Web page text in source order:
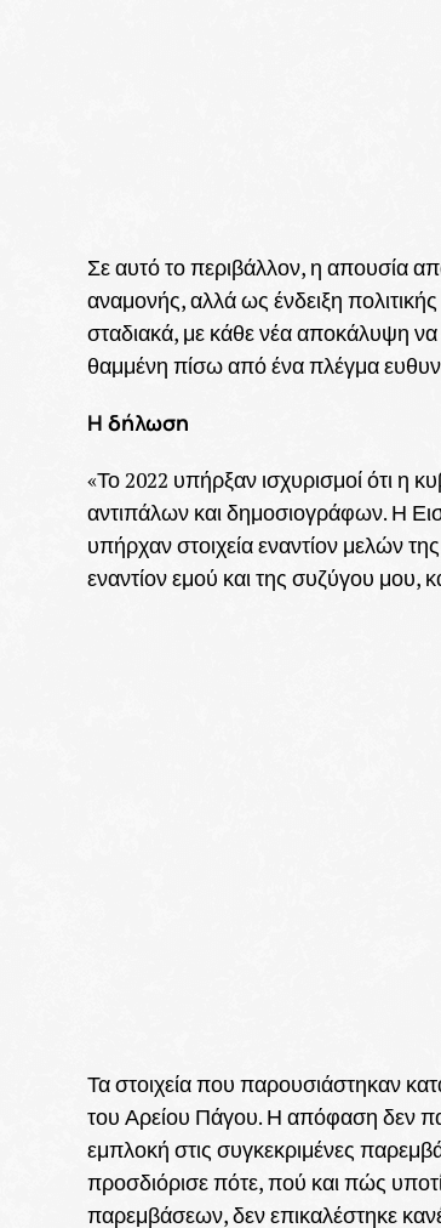
Σε αυτό το περιβάλλον, η απουσία
αναμονής, αλλά ως ένδειξη
σταδιακά, με κάθε νέα αποκάλυψη να
θαμμένη πίσω από ένα πλέγμα
Η δήλωση
«Το 2022 υπήρξαν ισχυρισμοί ότι η
αντιπάλων και δημοσιογράφων. Η
υπήρχαν στοιχεία εναντίον μελών
εναντίον εμού και της συζύγου μου,
Τα στοιχεία που παρουσιάστηκαν
του Αρείου Πάγου. Η απόφαση δεν
εμπλοκή στις συγκεκριμένες
προσδιόρισε πότε, πού και πώς
παρεμβάσεων, δεν επικαλέστηκε